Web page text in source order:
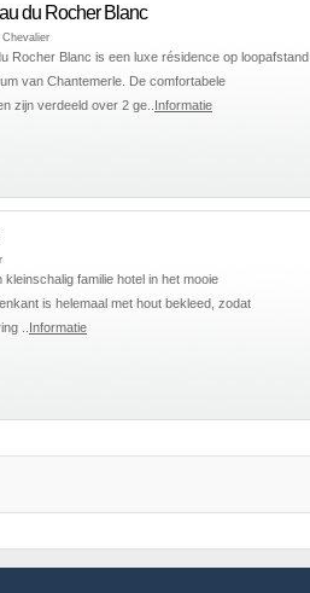
du Rocher Blanc
Chevalier
Rocher Blanc is een luxe résidence op loopafstand
van Chantemerle. De comfortabele
zijn verdeeld over 2 ge.. Informatie
kleinschalig familie hotel in het mooie
is helemaal met hout bekleed, zodat
.. Informatie